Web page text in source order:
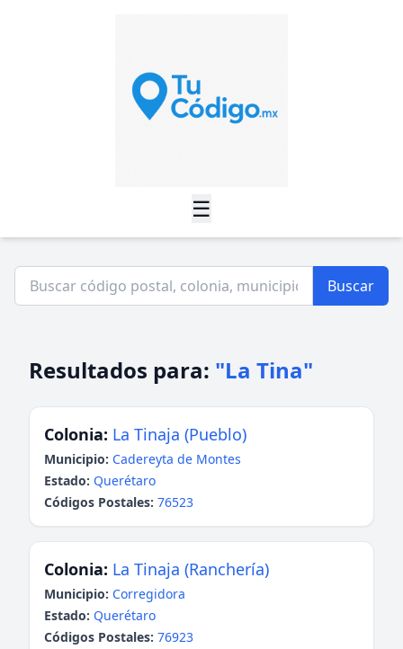
☰
Buscar
Resultados para: "La Tina"
Colonia: La Tinaja (Pueblo)
Municipio: Cadereyta de Montes
Estado: Querétaro
Códigos Postales: 76523
Colonia: La Tinaja (Ranchería)
Municipio: Corregidora
Estado: Querétaro
Códigos Postales: 76923